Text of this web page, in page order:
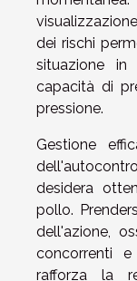
dei rischi
situazione
capacità di
pressione.
Gestione
desidera
pollo.
dell'azione,
concorrenti
rafforza la